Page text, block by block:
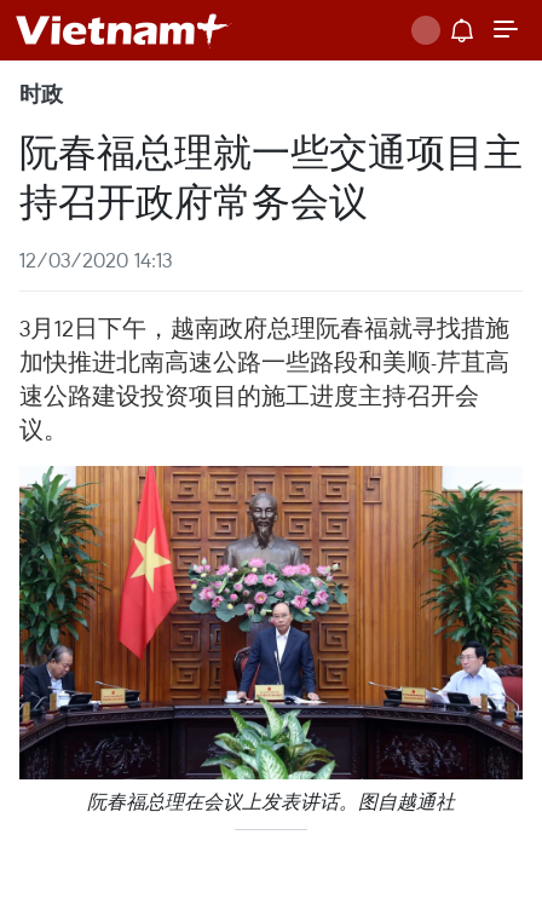
时政
阮春福总理就一些交通项目主
持召开政府常务会议
12/03/2020 14:13
3月12日下午，越南政府总理阮春福就寻找措施
加快推进北南高速公路一些路段和美顺-芹苴高
速公路建设投资项目的施工进度主持召开会
议。
阮春福总理在会议上发表讲话。图自越通社